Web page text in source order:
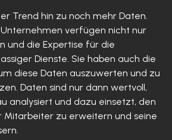
Trend hin zu noch mehr Daten.
verfügen nicht nur
und die Expertise für die
Dienste. Sie haben auch die
diese Daten auszuwerten und zu
Daten sind nur dann wertvoll,
analysiert und dazu einsetzt, den
Mitarbeiter zu erweitern und seine